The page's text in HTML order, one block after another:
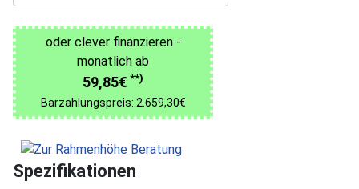
oder clever finanzieren -
monatlich ab
59,85€ **)
Barzahlungspreis: 2.659,30€
Spezifikationen